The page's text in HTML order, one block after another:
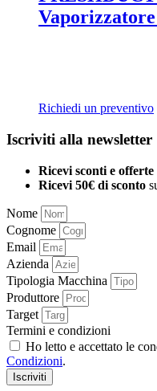
Richiedi un preventivo
Iscriviti alla newsletter
Ricevi sconti e offerte
Ricevi 50€ di sconto
Nome
Cognome
Email
Azienda
Tipologia Macchina
Produttore
Target
Termini e condizioni
Ho letto e accettato le
Condizioni.
Iscriviti